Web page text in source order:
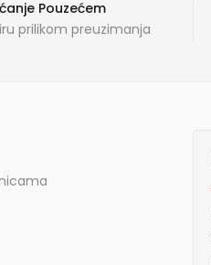
Pouzećem
prilikom preuzimanja